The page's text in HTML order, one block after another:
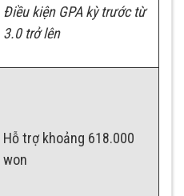
Điều kiện GPA kỳ trước từ
3.0 trở lên
Hỗ trợ khoảng 618.000
won